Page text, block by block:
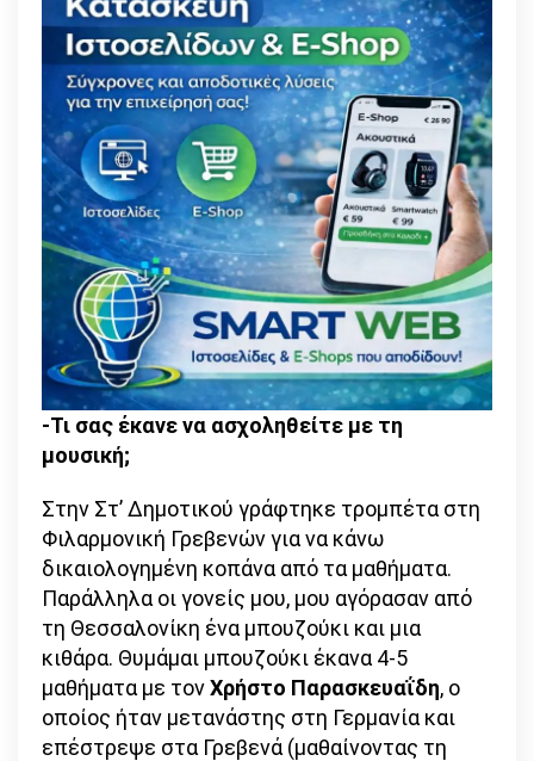
-Τι σας έκανε να ασχοληθείτε με τη
μουσική;
Στην Στ’ Δημοτικού γράφτηκε τρομπέτα στη
Φιλαρμονική Γρεβενών για να κάνω
δικαιολογημένη κοπάνα από τα μαθήματα.
Παράλληλα οι γονείς μου, μου αγόρασαν από
τη Θεσσαλονίκη ένα μπουζούκι και μια
κιθάρα. Θυμάμαι μπουζούκι έκανα 4-5
μαθήματα με τονΧρήστο Παρασκευαΐδη, ο
οποίος ήταν μετανάστης στη Γερμανία και
επέστρεψε στα Γρεβενά (μαθαίνοντας τη